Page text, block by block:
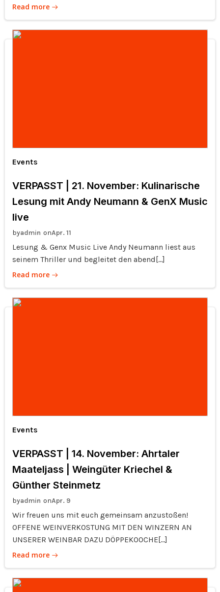
Read more
Events
VERPASST | 21. November: Kulinarische
Lesung mit Andy Neumann & GenX Music
live
byadmin onApr. 11
Lesung & Genx Music Live Andy Neumann liest aus
seinem Thriller und begleitet den abend[…]
Read more
Events
VERPASST | 14. November: Ahrtaler
Maateljass | Weingüter Kriechel &
Günther Steinmetz
byadmin onApr. 9
Wir freuen uns mit euch gemeinsam anzustoßen!
OFFENE WEINVERKOSTUNG MIT DEN WINZERN AN
UNSERER WEINBAR DAZU DÖPPEKOOCHE[…]
Read more